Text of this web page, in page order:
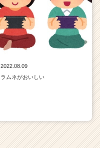
2022.08.09
ラムネがおいしい